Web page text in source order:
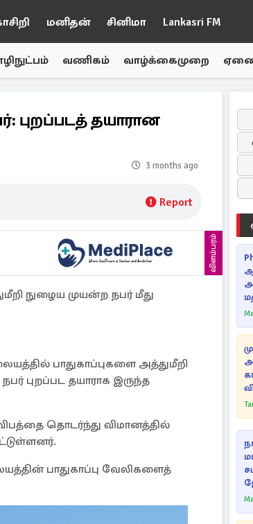
மனிதன் சினிமா Lankasri FM
வணிகம் வாழ்க்கைமுறை
புறப்படத் தயாரான
3 months ago
Report
விளம்பரம்
நுழைய முயன்ற நபர் மீது
பாதுகாப்புகளை அத்துமீறி
புறப்பட தயாராக இருந்த
தொடர்ந்து விமானத்தில்
பாதுகாப்பு வேலிகளைத்